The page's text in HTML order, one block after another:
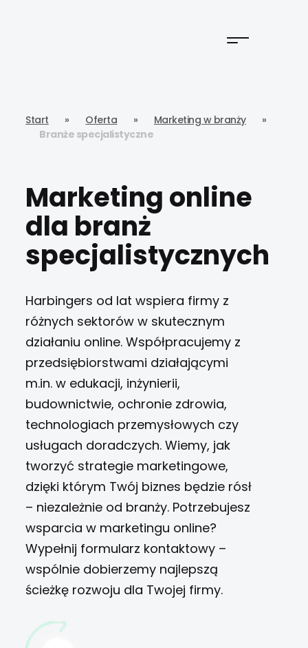
Start » Oferta » Marketing w branży
»
Branże specjalistyczne
Marketing online
dla branż
specjalistycznych
Harbingers od lat wspiera firmy z
różnych sektorów w skutecznym
działaniu online. Współpracujemy z
przedsiębiorstwami działającymi
m.in. w edukacji, inżynierii,
budownictwie, ochronie zdrowia,
technologiach przemysłowych czy
usługach doradczych. Wiemy, jak
tworzyć strategie marketingowe,
dzięki którym Twój biznes będzie rósł
– niezależnie od branży. Potrzebujesz
wsparcia w marketingu online?
Wypełnij formularz kontaktowy –
wspólnie dobierzemy najlepszą
ścieżkę rozwoju dla Twojej firmy.